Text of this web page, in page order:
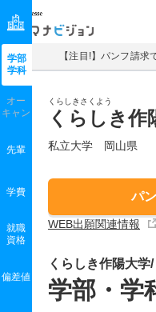
マナビジョン
【注目!】パンフ請
くらしきさくよう
くらしき作
私立大学 岡山県
パ
WEB出願関連情報
学部
学科
オー
キャン
先輩
学費
就職
資格
偏差値
くらしき作陽大学/
学部・学